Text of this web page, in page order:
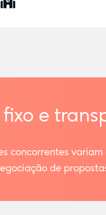
fixo e
concorrentes variam
de